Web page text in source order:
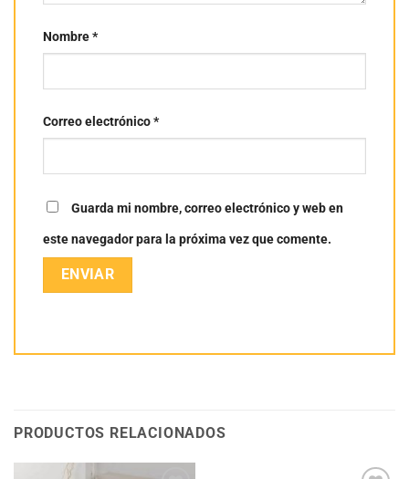
Nombre*
Correo electrónico*
Guarda mi nombre, correo electrónico y web en
este navegador para la próxima vez que comente.
PRODUCTOS RELACIONADOS